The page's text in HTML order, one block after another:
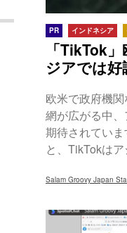
PR インドネシア
「TikTok
ジアでは好
欧米で政府機
網が広がる中
期待されてい
と、TikTokは
Salam Groovy Japan